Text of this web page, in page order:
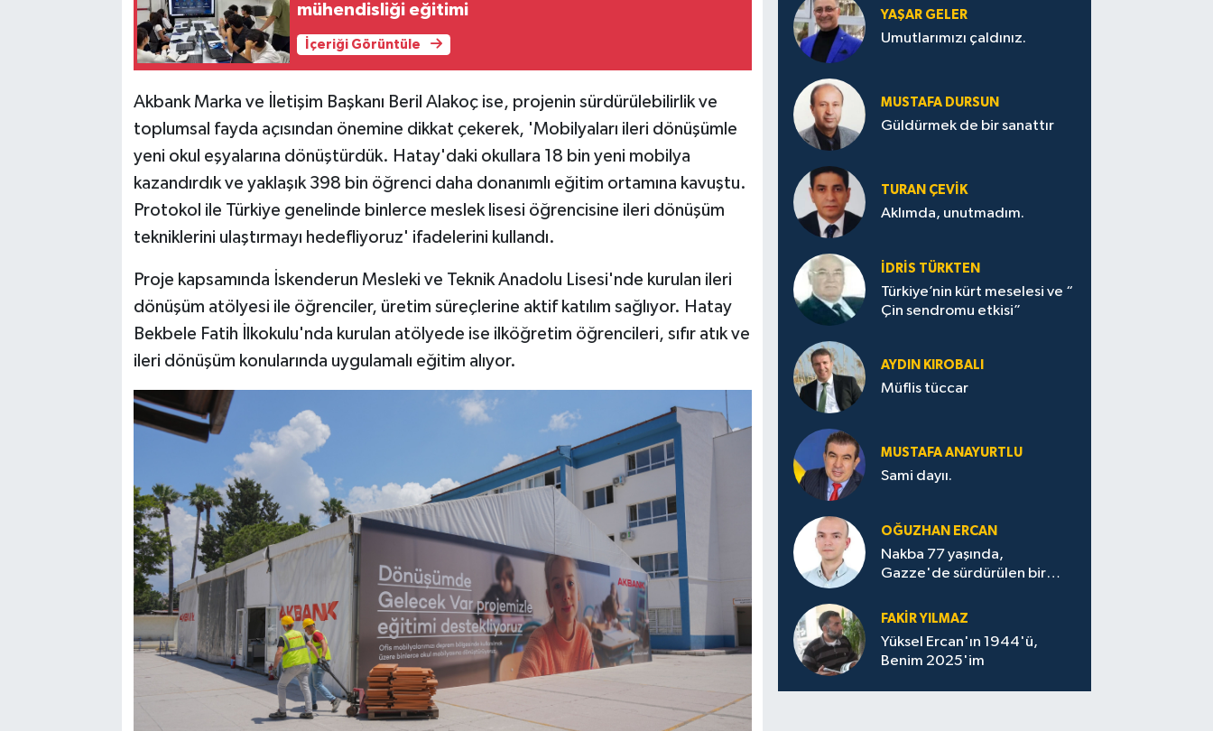
mühendisliği eğitimi
İçeriği Görüntüle
Akbank Marka ve İletişim Başkanı Beril Alakoç ise, projenin sürdürülebilirlik ve
toplumsal fayda açısından önemine dikkat çekerek, 'Mobilyaları ileri dönüşümle
yeni okul eşyalarına dönüştürdük. Hatay'daki okullara 18 bin yeni mobilya
kazandırdık ve yaklaşık 398 bin öğrenci daha donanımlı eğitim ortamına kavuştu.
Protokol ile Türkiye genelinde binlerce meslek lisesi öğrencisine ileri dönüşüm
tekniklerini ulaştırmayı hedefliyoruz' ifadelerini kullandı.
Proje kapsamında İskenderun Mesleki ve Teknik Anadolu Lisesi'nde kurulan ileri
dönüşüm atölyesi ile öğrenciler, üretim süreçlerine aktif katılım sağlıyor. Hatay
Bekbele Fatih İlkokulu'nda kurulan atölyede ise ilköğretim öğrencileri, sıfır atık ve
ileri dönüşüm konularında uygulamalı eğitim alıyor.
YAŞAR GELER
Umutlarımızı çaldınız.
MUSTAFA DURSUN
Güldürmek de bir sanattır
TURAN ÇEVİK
Aklımda, unutmadım.
İDRİS TÜRKTEN
Türkiye’nin kürt meselesi ve “
Çin sendromu etkisi”
AYDIN KIROBALI
Müflis tüccar
MUSTAFA ANAYURTLU
Sami dayıı.
OĞUZHAN ERCAN
Nakba 77 yaşında,
Gazze'de sürdürülen bir
FAKİR YILMAZ
Yüksel Ercan'ın 1944'ü,
Benim 2025'im